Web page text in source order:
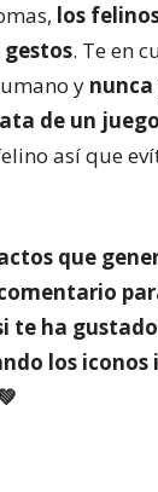
los
. Te en
y
de un juego
así que
que
te ha
los iconos